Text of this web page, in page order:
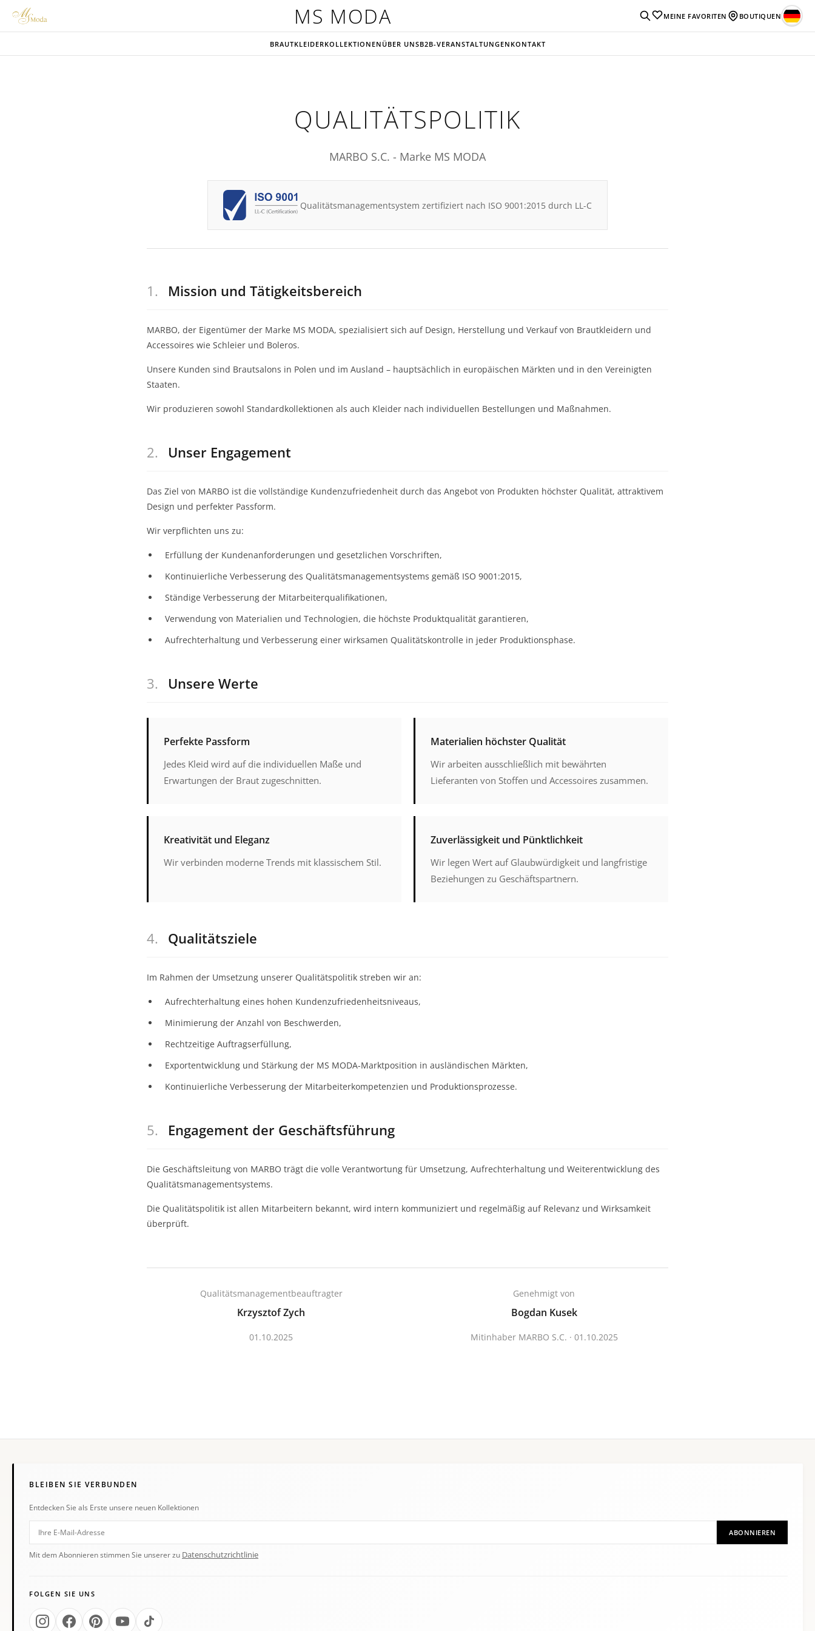
MS MODA MEINE FAVORITEN BOUTIQUEN
BRAUTKLEIDERKOLLEKTIONEN ÜBER UNSB2B-VERANSTALTUNGEN KONTAKT
QUALITÄTSPOLITIK
MARBO S.C. - Marke MS MODA
Qualitätsmanagementsystem zertifiziert nach ISO 9001:2015 durch LL-C
1. Mission und Tätigkeitsbereich
MARBO, der Eigentümer der Marke MS MODA, spezialisiert sich auf Design, Herstellung und Verkauf von Brautkleidern und
Accessoires wie Schleier und Boleros.
Unsere Kunden sind Brautsalons in Polen und im Ausland – hauptsächlich in europäischen Märkten und in den Vereinigten
Staaten.
Wir produzieren sowohl Standardkollektionen als auch Kleider nach individuellen Bestellungen und Maßnahmen.
2. Unser Engagement
Das Ziel von MARBO ist die vollständige Kundenzufriedenheit durch das Angebot von Produkten höchster Qualität, attraktivem
Design und perfekter Passform.
Wir verpflichten uns zu:
Erfüllung der Kundenanforderungen und gesetzlichen Vorschriften,
Kontinuierliche Verbesserung des Qualitätsmanagementsystems gemäß ISO 9001:2015,
Ständige Verbesserung der Mitarbeiterqualifikationen,
Verwendung von Materialien und Technologien, die höchste Produktqualität garantieren,
Aufrechterhaltung und Verbesserung einer wirksamen Qualitätskontrolle in jeder Produktionsphase.
3. Unsere Werte
Perfekte Passform
Jedes Kleid wird auf die individuellen Maße und
Erwartungen der Braut zugeschnitten.
Materialien höchster Qualität
Wir arbeiten ausschließlich mit bewährten
Lieferanten von Stoffen und Accessoires zusammen.
Kreativität und Eleganz
Wir verbinden moderne Trends mit klassischem Stil.
Zuverlässigkeit und Pünktlichkeit
Wir legen Wert auf Glaubwürdigkeit und langfristige
Beziehungen zu Geschäftspartnern.
4. Qualitätsziele
Im Rahmen der Umsetzung unserer Qualitätspolitik streben wir an:
Aufrechterhaltung eines hohen Kundenzufriedenheitsniveaus,
Minimierung der Anzahl von Beschwerden,
Rechtzeitige Auftragserfüllung,
Exportentwicklung und Stärkung der MS MODA-Marktposition in ausländischen Märkten,
Kontinuierliche Verbesserung der Mitarbeiterkompetenzien und Produktionsprozesse.
5. Engagement der Geschäftsführung
Die Geschäftsleitung von MARBO trägt die volle Verantwortung für Umsetzung, Aufrechterhaltung und Weiterentwicklung des
Qualitätsmanagementsystems.
Die Qualitätspolitik ist allen Mitarbeitern bekannt, wird intern kommuniziert und regelmäßig auf Relevanz und Wirksamkeit
überprüft.
Qualitätsmanagementbeauftragter
Krzysztof Zych
01.10.2025
Genehmigt von
Bogdan Kusek
Mitinhaber MARBO S.C. · 01.10.2025
BLEIBEN SIE VERBUNDEN
Entdecken Sie als Erste unsere neuen Kollektionen
ABONNIEREN
Mit dem Abonnieren stimmen Sie unserer zu Datenschutzrichtlinie
FOLGEN SIE UNS